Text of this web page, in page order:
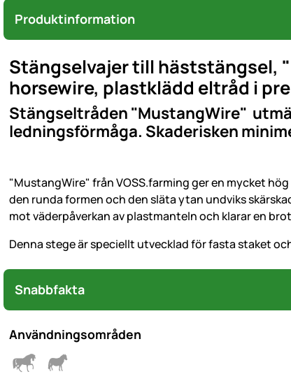
Produktinformation
Stängselvajer till häststängsel,
horsewire, plastklädd eltråd i
Stängseltråden "MustangWire"
ledningsförmåga. Skaderisken
"MustangWire" från VOSS.farming ger en mycket
den runda formen och den släta ytan undviks
mot väderpåverkan av plastmanteln och klarar en
Denna stege är speciellt utvecklad för fasta staket
Snabbfakta
Användningsområden